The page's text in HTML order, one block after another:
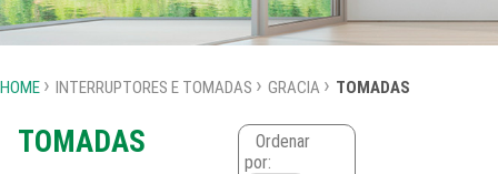
HOME INTERRUPTORES E TOMADAS GRACIA TOMADAS
TOMADAS
Ordenar
por: